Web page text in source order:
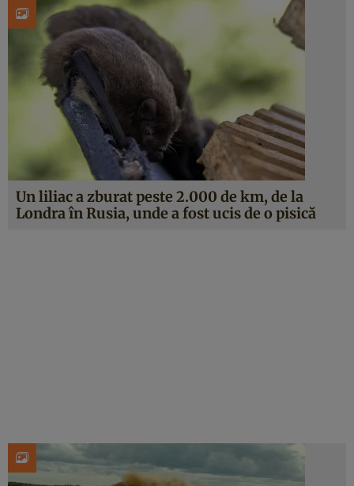
Un liliac a zburat peste 2.000 de km, de la
Londra în Rusia, unde a fost ucis de o pisică